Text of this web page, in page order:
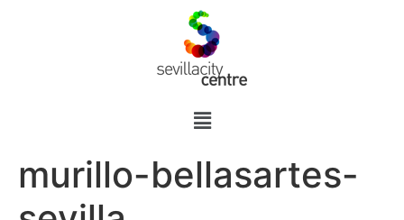
murillo-bellasartes-